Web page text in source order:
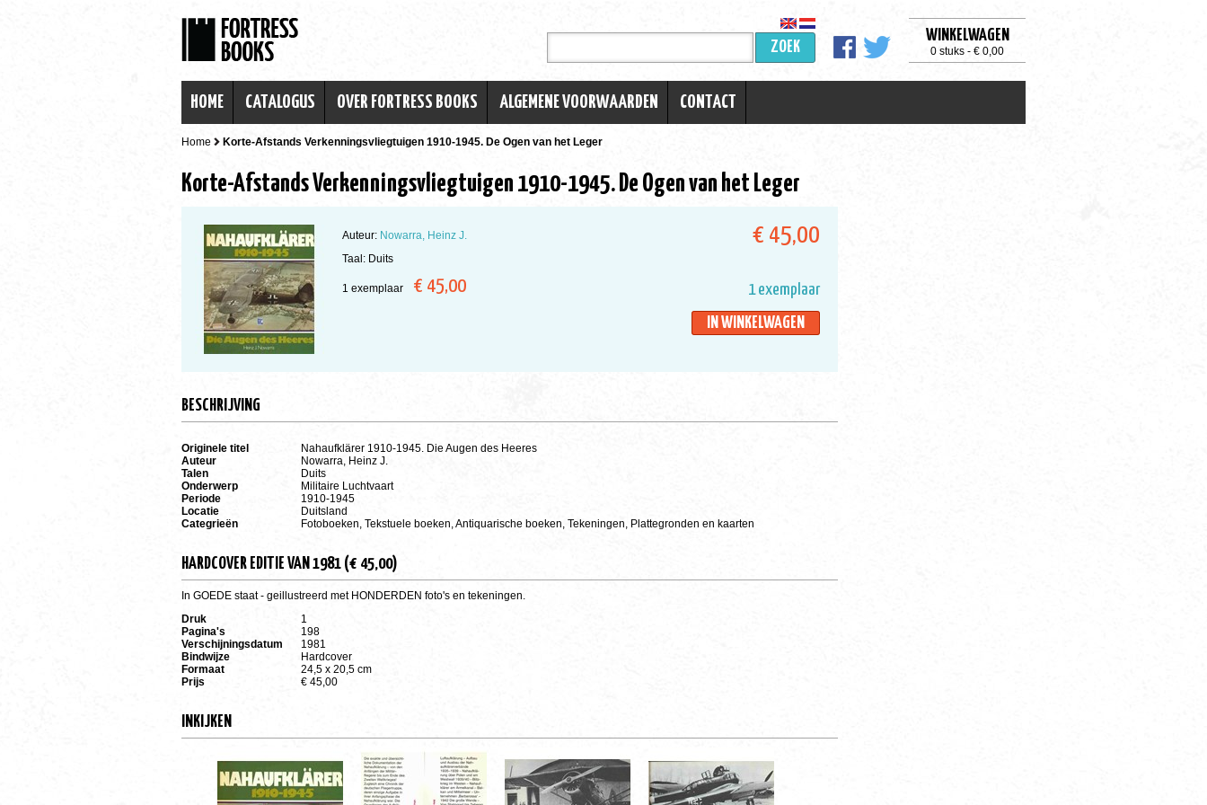
WINKELWAGEN
0 stuks - € 0,00
ZOEK
HOME CATALOGUS OVER FORTRESS BOOKS ALGEMENE VOORWAARDEN CONTACT
Home Korte-Afstands Verkenningsvliegtuigen 1910-1945. De Ogen van het Leger
Korte-Afstands Verkenningsvliegtuigen 1910-1945. De Ogen van het Leger
Auteur: Nowarra, Heinz J.
Taal: Duits
1 exemplaar € 45,00
€ 45,00
1 exemplaar
IN WINKELWAGEN
BESCHRIJVING
Originele titel
Nahaufklärer 1910-1945. Die Augen des Heeres
Auteur
Nowarra, Heinz J.
Talen
Duits
Onderwerp
Militaire Luchtvaart
Periode
1910-1945
Locatie
Duitsland
Categrieën
Fotoboeken, Tekstuele boeken, Antiquarische boeken, Tekeningen, Plattegronden en kaarten
HARDCOVER EDITIE VAN 1981 (€ 45,00)
In GOEDE staat - geillustreerd met HONDERDEN foto's en tekeningen.
Druk
1
Pagina's
198
Verschijningsdatum
1981
Bindwijze
Hardcover
Formaat
24,5 x 20,5 cm
Prijs
€ 45,00
INKIJKEN